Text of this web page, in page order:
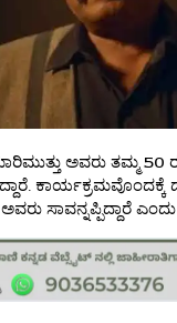
ಅವರು ತಮ್ಮ 50
ಸಾವನ್ನಪ್ಪಿದ್ದಾರೆ